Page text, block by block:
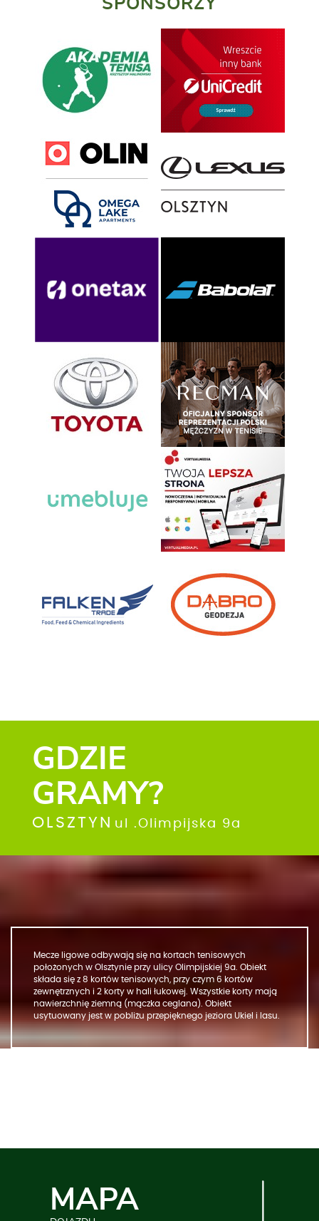
SPONSORZY
GDZIE
GRAMY?
OLSZTYN ul .Olimpijska 9a
Mecze ligowe odbywają się na kortach tenisowych
położonych w Olsztynie przy ulicy Olimpijskiej 9a. Obiekt
składa się z 8 kortów tenisowych, przy czym 6 kortów
zewnętrznych i 2 korty w hali łukowej. Wszystkie korty mają
nawierzchnię ziemną (mączka ceglana). Obiekt
usytuowany jest w pobliżu przepięknego jeziora Ukiel i lasu.
MAPA